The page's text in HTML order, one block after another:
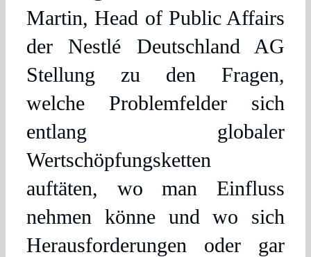
Martin, Head of Public Affairs
der Nestlé Deutschland AG
Stellung zu den Fragen,
welche Problemfelder sich
entlang globaler
Wertschöpfungsketten
auftäten, wo man Einfluss
nehmen könne und wo sich
Herausforderungen oder gar